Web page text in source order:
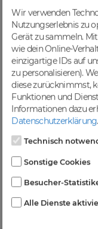
Von Domainern
übersichtlichen
Günstige
Backorders bereits
Level und zzgl.
Kein
Einfaches System
Wir verwenden
Nutzungserlebnis zu
Gerät zu sammeln.
wie dein Online-
einzigartige IDs auf
zu personalisieren).
diese zurücknimmst,
Funktionen und
Informationen dazu
Datenschutzerklärung.
Technisch
Sonstige Cookies
Besucher-
Alle Dienste